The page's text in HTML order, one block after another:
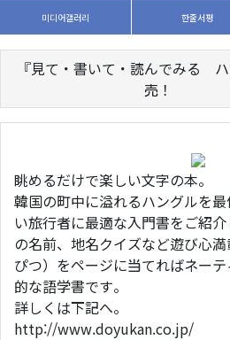
미디어갤러리 한줄서평
『見て・書いて・読んでみる
売！
眺めるだけで楽しい文字の本。
韓国の町中に溢れるハングルを
い旅行者に最適な入門書をご紹
の名前、地名クイズなど遊び心
ぴつ）をページに当てればネー
的な語学書です。
詳しくは下記へ。
http://www.doyukan.co.jp/